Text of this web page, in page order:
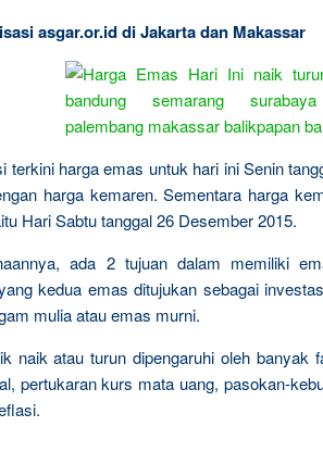
asgar.or.id di Jakarta dan Makassar
terkini harga emas untuk hari ini Senin
harga kemaren. Sementara harga
Hari Sabtu tanggal 26 Desember 2015.
ada 2 tujuan dalam memiliki
kedua emas ditujukan sebagai
mulia atau emas murni.
naik atau turun dipengaruhi oleh banyak
pertukaran kurs mata uang, pasokan-